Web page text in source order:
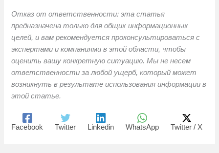
Отказ от ответственности: эта статья
предназначена только для общих информационных
целей, и вам рекомендуется проконсультироваться с
экспертами и компаниями в этой области, чтобы
оценить вашу конкретную ситуацию. Мы не несем
ответственности за любой ущерб, который может
возникнуть в результате использования информации в
этой статье.
Facebook Twitter Linkedin WhatsApp Twitter / X